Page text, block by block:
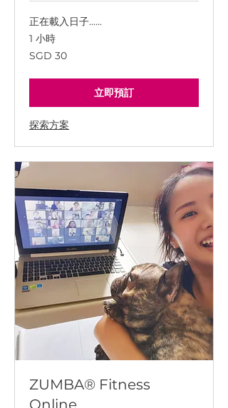
正在載入日子......
1 小時
30
新
坡
SGD 30
立即預訂
探索方案
ZUMBA® Fitness
Online